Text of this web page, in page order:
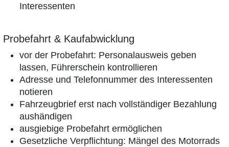
Interessenten
Probefahrt & Kaufabwicklung
vor der Probefahrt: Personalausweis geben
lassen, Führerschein kontrollieren
Adresse und Telefonnummer des Interessenten
notieren
Fahrzeugbrief erst nach vollständiger Bezahlung
aushändigen
ausgiebige Probefahrt ermöglichen
Gesetzliche Verpflichtung: Mängel des Motorrads